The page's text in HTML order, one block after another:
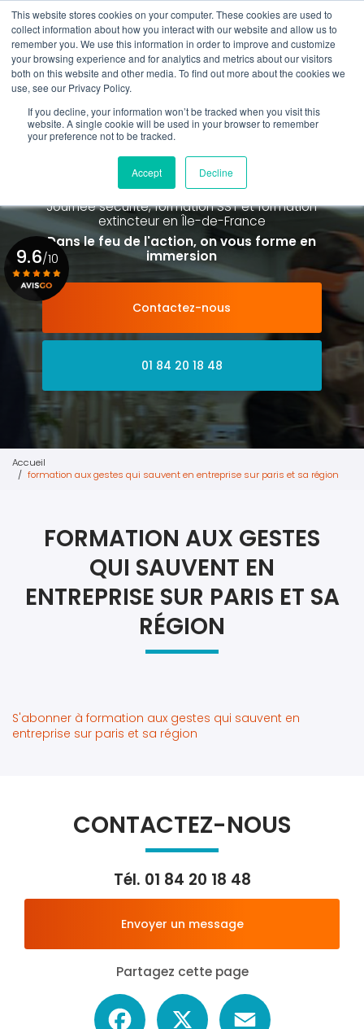
This website stores cookies on your computer. These cookies are used to
collect information about how you interact with our website and allow us to
remember you. We use this information in order to improve and customize
your browsing experience and for analytics and metrics about our visitors
both on this website and other media. To find out more about the cookies we
use, see our Privacy Policy.
If you decline, your information won’t be tracked when you visit this
website. A single cookie will be used in your browser to remember
your preference not to be tracked.
Accept Decline
Aller
au
contenu
principal
01 84 20 18 48
Rappel gratuit
Spécialiste de la formation SST et
de la Formation Incendie
à Paris La Défense depuis 2015
Journée sécurité, formation SST et formation
extincteuren Île-de-France
Dans le feu de l'action, on vous forme en
immersion
Contactez-nous
01 84 20 18 48
9.6/10
Voir le certificat
Accueil
formation aux gestes qui sauvent en entreprise sur paris et sa région
FORMATION AUX GESTES
QUI SAUVENT EN
ENTREPRISE SUR PARIS ET SA
RÉGION
S'abonner à formation aux gestes qui sauvent en
entreprise sur paris et sa région
CONTACTEZ-NOUS
Tél. 01 84 20 18 48
Envoyer un message
Partagez cette page
Facebook